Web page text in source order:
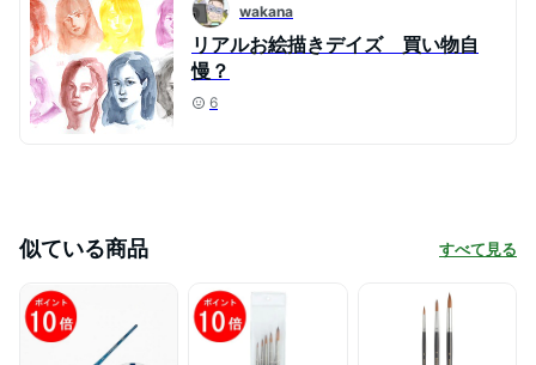
wakana
リアルお絵描きデイズ 買い物自
慢？
6
似ている商品 すべて見る